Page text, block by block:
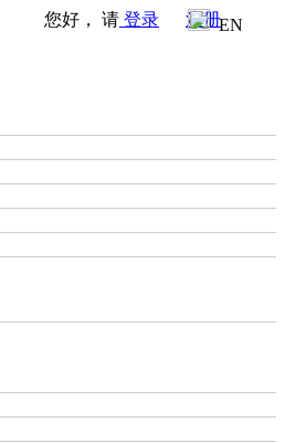
您好， 请 登录 注册EN